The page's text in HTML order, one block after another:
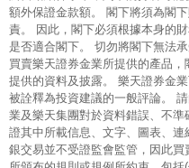
額外保證金款額。 閣下將須為閣
責。 因此，閣下必須根據本身的
是否適合閣下。 切勿將閣下無法
買賣樂天證券金業所提供的產品
提供的資料及披露。 樂天證券金
被詮釋為投資建議的一般評論。
業及樂天集團對於資料錯誤、不
證其中所載信息、文字、圖表、
銀交易並不受證監會監管，因此